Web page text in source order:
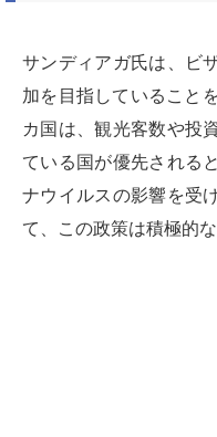
サンディアガ氏は、ビ
加を目指していること
カ国は、観光客数や投
ている国が優先される
ナウイルスの影響を受
て、この政策は積極的